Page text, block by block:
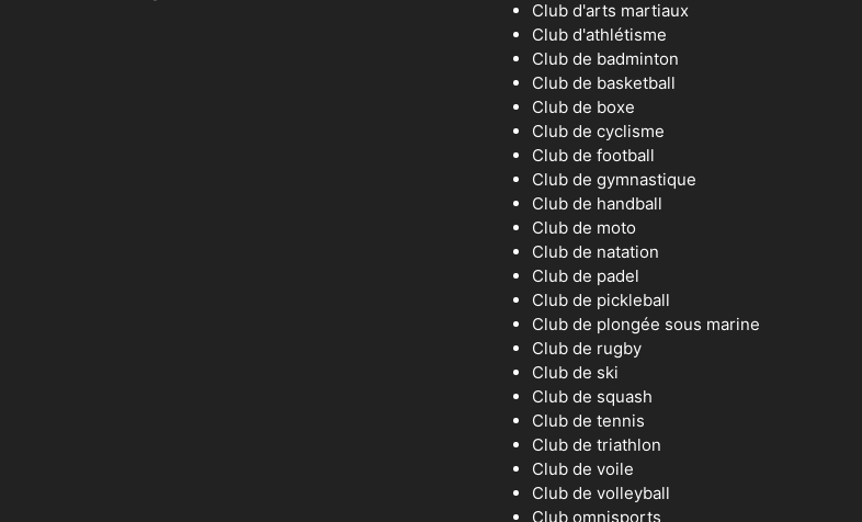
Club d'arts martiaux
Club d'athlétisme
Club de badminton
Club de basketball
Club de boxe
Club de cyclisme
Club de football
Club de gymnastique
Club de handball
Club de moto
Club de natation
Club de padel
Club de pickleball
Club de plongée sous marine
Club de rugby
Club de ski
Club de squash
Club de tennis
Club de triathlon
Club de voile
Club de volleyball
Club omnisports